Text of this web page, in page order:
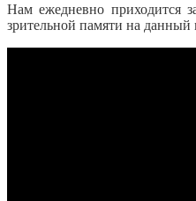
Нам ежедневно приходится
зрительной памяти на данный